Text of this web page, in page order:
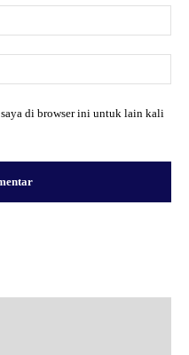
di browser ini untuk lain kali